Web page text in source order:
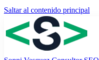
Saltar al contenido principal